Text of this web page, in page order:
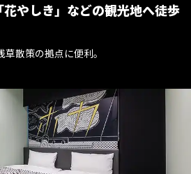
花やしき」などの観光地へ徒歩
散策の拠点に便利。